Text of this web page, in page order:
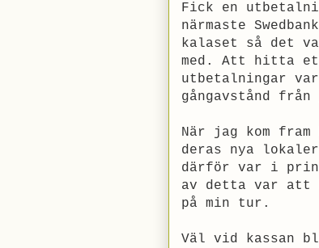
Fick en
närmaste
kalaset så det
med. Att hitta
utbetalningar
gångavstånd
När jag kom
deras nya
därför var i
av detta var att
på min tur.
Väl vid kassan